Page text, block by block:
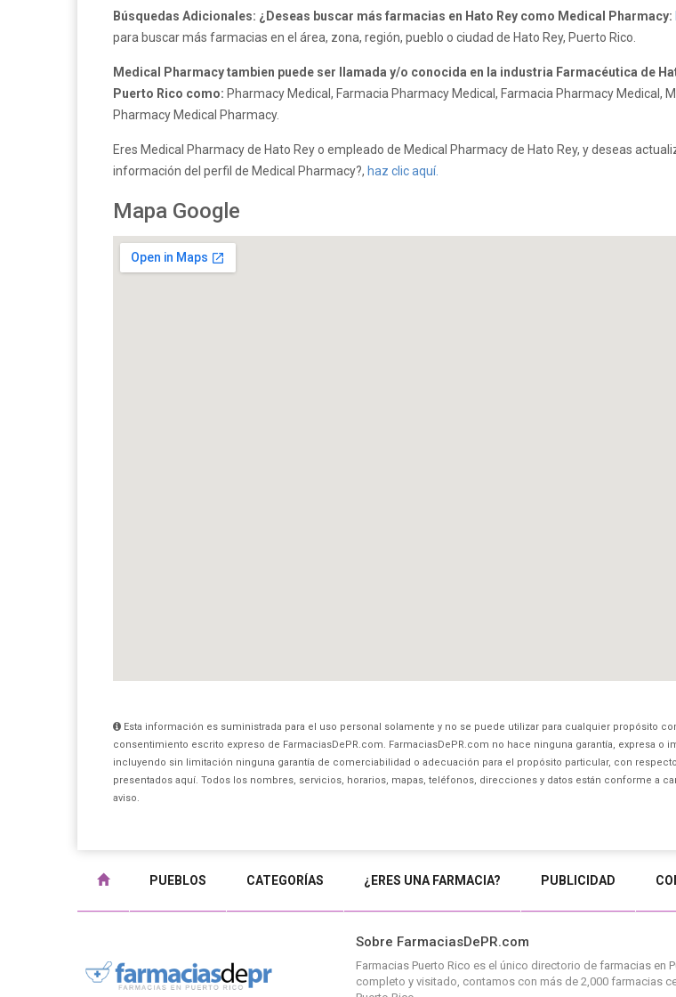
Búsquedas Adicionales: ¿Deseas buscar más farmacias en Hato Rey como Medical Pharmacy:
para buscar más farmacias en el área, zona, región, pueblo o ciudad de Hato Rey, Puerto Rico.
Medical Pharmacy tambien puede ser llamada y/o conocida en la industria Farmacéutica de
Puerto Rico como: Pharmacy Medical, Farmacia Pharmacy Medical, Farmacia Pharmacy Medical,
Pharmacy Medical Pharmacy.
Eres Medical Pharmacy de Hato Rey o empleado de Medical Pharmacy de Hato Rey, y deseas
información del perfil de Medical Pharmacy?, haz clic aquí.
Mapa Google
Esta información es suministrada para el uso personal solamente y no se puede utilizar para cualquier propósito
consentimiento escrito expreso de FarmaciasDePR.com. FarmaciasDePR.com no hace ninguna garantía, expresa o
incluyendo sin limitación ninguna garantía de comerciabilidad o adecuación para el propósito particular, con
presentados aquí. Todos los nombres, servicios, horarios, mapas, teléfonos, direcciones y datos están conforme a
aviso.
PUEBLOS CATEGORÍAS ¿ERES UNA FARMACIA? PUBLICIDAD
Sobre FarmaciasDePR.com
Farmacias Puerto Rico es el único directorio de farmacias en
completo y visitado, contamos con más de 2,000 farmacias